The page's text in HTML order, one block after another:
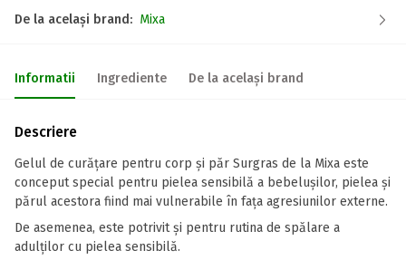
De la același brand: Mixa
Informatii Ingrediente De la același brand
Descriere
Gelul de curățare pentru corp și păr Surgras de la Mixa este
conceput special pentru pielea sensibilă a bebelușilor, pielea și
părul acestora fiind mai vulnerabile în fața agresiunilor externe.
De asemenea, este potrivit și pentru rutina de spălare a
adulților cu pielea sensibilă.